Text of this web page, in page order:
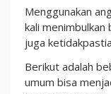
Menggunakan
kali menimbulkan
juga
Berikut adalah
umum bisa